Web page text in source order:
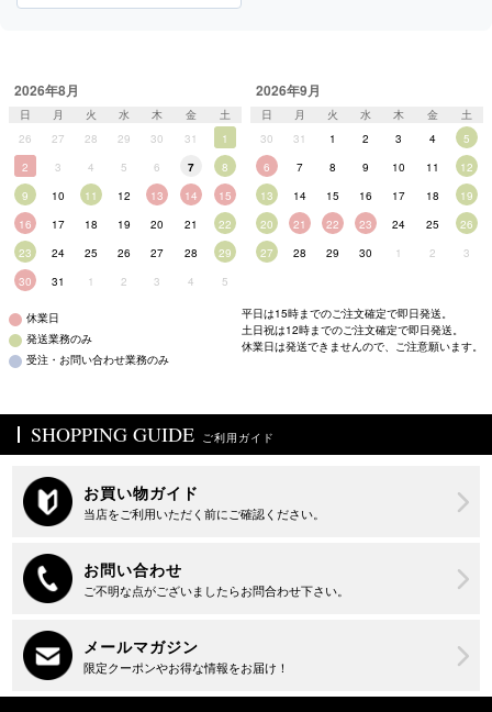
2026年8月
日 月 火 水 木 金
土
26
27 28 29 30 31
1
2
3 4 5 6 7
8
9
10 11 12 13 14
15
16
17 18 19 20 21
22
23
24 25 26 27 28
29
30
31 1 2 3 4 5
2026年9月
日 月 火 水 木 金
土
30
31 1 2 3 4
5
6
7 8 9 10 11
12
13
14 15 16 17 18
19
20
21 22 23 24 25
26
27
28 29 30 1 2 3
休業日
発送業務のみ
受注・お問い合わせ業務のみ
平日は15時までのご注文確定で即日発送。
土日祝は12時までのご注文確定で即日発送。
休業日は発送できませんので、ご注意願います。
SHOPPING GUIDE ご利用ガイド